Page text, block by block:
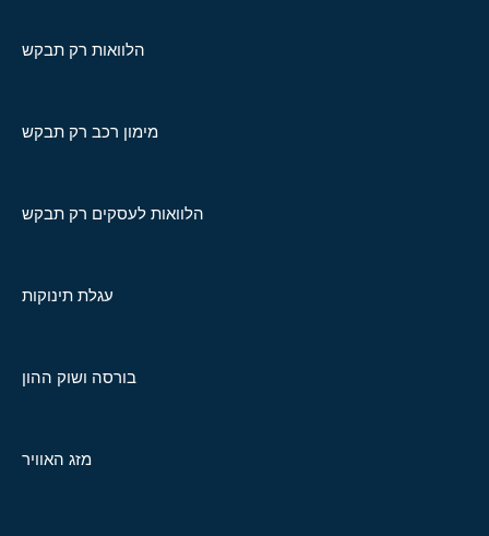
הלוואות רק תבקש
מימון רכב רק תבקש
הלוואות לעסקים רק תבקש
עגלת תינוקות
בורסה ושוק ההון
מזג האוויר